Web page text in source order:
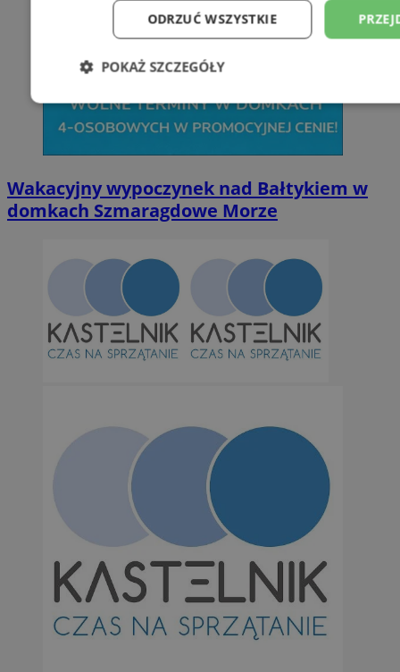
Wakacyjny wypoczynek nad Bałtykiem w
domkach Szmaragdowe Morze
ODRZUĆ WSZYSTKIE
POKAŻ SZCZEGÓŁY
Niezbędne Wydajność
Niezbędne Wydajność Targetowanie
Niezbędne pliki cookie umożliwiają korzystanie z podstawowych
takich jak logowanie użytkownika i zarządzanie kontem. Bez
można prawidłowo korzystać ze strony internetowej.
SessID
orzesze.com.pl
QeSessID
orzesze.com.pl
VISITOR_PRIVACY_METADATA
YouTube
.youtube.com